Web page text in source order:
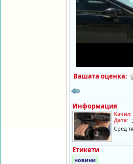
Вашата оценка:
Информация
Качил:
Дата:
Сред
Етикети
новини